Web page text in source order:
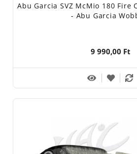
Abu Garcia SVZ McMio 180 Fire
- Abu Garcia
9 990,00 Ft